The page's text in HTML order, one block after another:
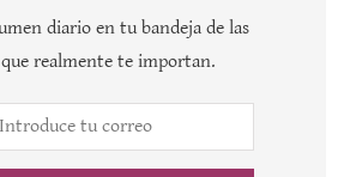
diario en tu bandeja de las
realmente te importan.